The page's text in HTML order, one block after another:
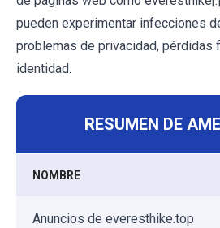
pueden experimentar infecciones
problemas de privacidad, pérdidas
identidad.
RESUMEN DE
NOMBRE
Anuncios de everesthike.top